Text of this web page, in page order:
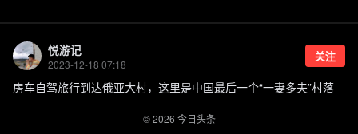
悦游记
2023-12-18 07:18
关注
房车自驾旅行到达俄亚大村，这里是中国最后一个“一妻多夫”村落
—— ©2026 今日头条——